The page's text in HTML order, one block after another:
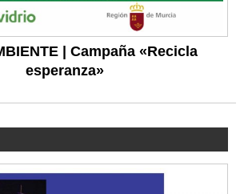
| Campaña «Recicla
esperanza»